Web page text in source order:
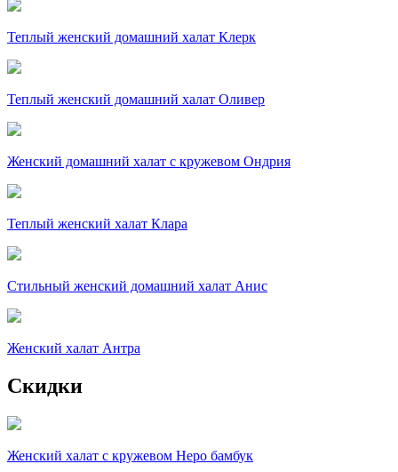
Теплый женский домашний халат Клерк
Теплый женский домашний халат Оливер
Женский домашний халат с кружевом Ондрия
Теплый женский халат Клара
Стильный женский домашний халат Анис
Женский халат Антра
Скидки
Женский халат с кружевом Неро бамбук